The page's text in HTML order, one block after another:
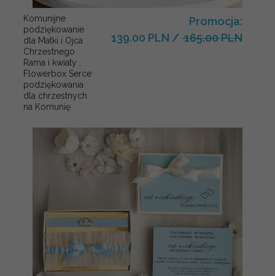
Komunijne
podziękowanie
dla Matki i Ojca
Chrzestnego
Rama i kwiaty ,
Flowerbox Serce
podziękowania
dla chrzestnych
na Komunię
Promocja:
139.00 PLN / 165.00 PLN